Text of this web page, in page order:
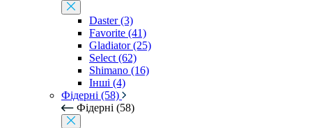
Daster (3)
Favorite (41)
Gladiator (25)
Select (62)
Shimano (16)
Інші (4)
Фідерні (58)
Фідерні (58)